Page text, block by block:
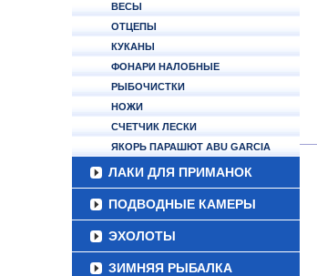
ВЕСЫ
ОТЦЕПЫ
КУКАНЫ
ФОНАРИ НАЛОБНЫЕ
РЫБОЧИСТКИ
НОЖИ
СЧЕТЧИК ЛЕСКИ
ЯКОРЬ ПАРАШЮТ ABU GARCIA
ЛАКИ ДЛЯ ПРИМАНОК
ПОДВОДНЫЕ КАМЕРЫ
ЭХОЛОТЫ
ЗИМНЯЯ РЫБАЛКА